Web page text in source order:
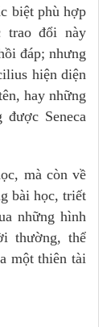
biệt phù hợp
trao đổi này
đáp; nhưng
hiện diện
hay những
Seneca
mà còn về
bài học, triết
những hình
thường, thể
một thiên tài